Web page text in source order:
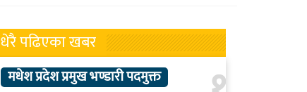
धेरै पढिएका खबर
मधेश प्रदेश प्रमुख भण्डारी पदमुक्त